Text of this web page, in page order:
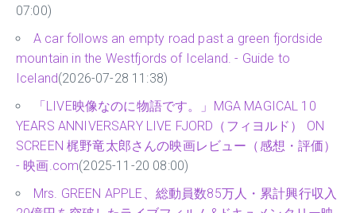
07:00)
A car follows an empty road past a green fjordside
mountain in the Westfjords of Iceland. - Guide to
Iceland(2026-07-28 11:38)
「LIVE映像なのに物語です。」MGA MAGICAL 10
YEARS ANNIVERSARY LIVE FJORD（フィヨルド） ON
SCREEN 梶野竜太郎さんの映画レビュー（感想・評価）
- 映画.com(2025-11-20 08:00)
Mrs. GREEN APPLE、総動員数85万人・累計興行収入